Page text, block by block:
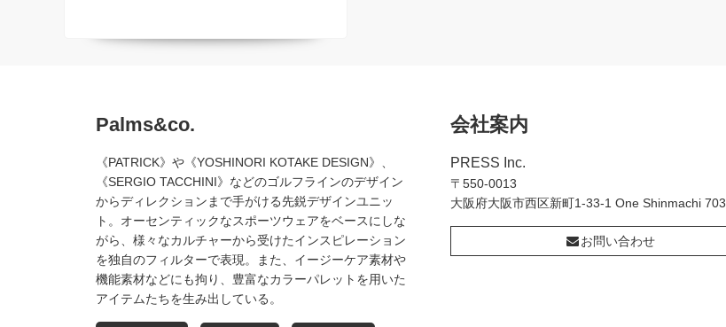
Palms&co.
《PATRICK》や《YOSHINORI KOTAKE DESIGN》、
《SERGIO TACCHINI》などのゴルフラインのデザイン
からディレクションまで手がける先鋭デザインユニッ
ト。オーセンティックなスポーツウェアをベースにしな
がら、様々なカルチャーから受けたインスピレーション
を独自のフィルターで表現。また、イージーケア素材や
機能素材などにも拘り、豊富なカラーパレットを用いた
アイテムたちを生み出している。
会社案内
PRESS Inc.
〒550-0013
大阪府大阪市西区新町1-33-1 One Shinmachi 703
お問い合わせ